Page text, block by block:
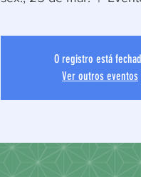
O registro está
Ver outros eventos